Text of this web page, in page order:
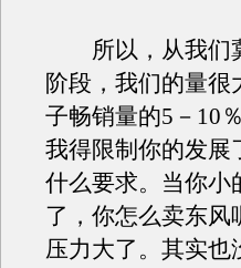
所以，从我们冀
阶段，我们的量
子畅销量的5－10
我得限制你的发展
什么要求。当你小
了，你怎么卖东风
压力大了。其实也